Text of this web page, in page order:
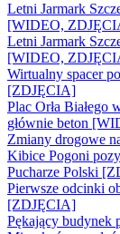
Letni Jarmark
[WIDEO,
Letni Jarmark
[WIDEO,
Wirtualny spacer
[ZDJĘCIA]
Plac Orła Białego
głównie beton
Zmiany drogowe
Kibice Pogoni
Pucharze Polski
Pierwsze odcinki
[ZDJĘCIA]
Pękający budynek